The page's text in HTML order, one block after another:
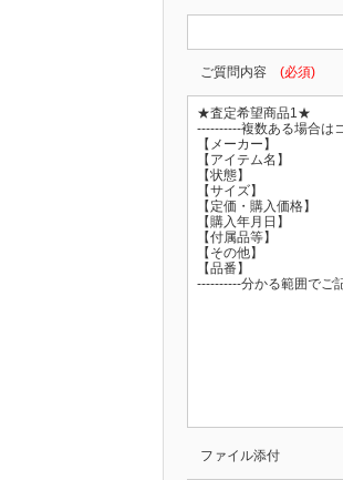
ご質問内容 (必須)
ファイル添付